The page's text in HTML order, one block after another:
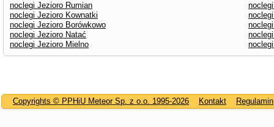
noclegi Jezioro Rumian
noclegi Jezioro Kownatki
noclegi Jezioro Borówkowo
noclegi Jezioro Natać
noclegi Jezioro Mielno
Copyrights © PPHiU Meteor Sp. z o.o. 1995-2026 Kontakt Regulamin